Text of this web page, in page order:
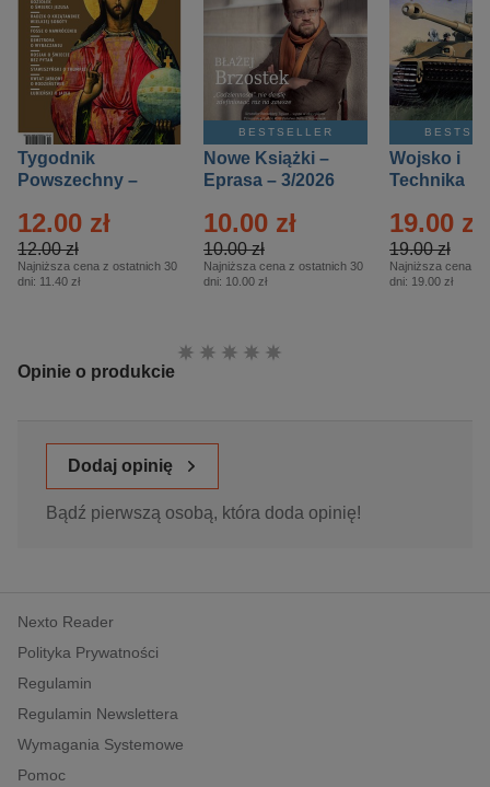
Tygodnik
Powszechny –
12.00 zł
12.00 zł
Najniższa cena z ostatnich 30
dni: 11.40 zł
BESTSELLER
Nowe Książki –
Eprasa – 3/2026
10.00 zł
10.00 zł
Najniższa cena z ostatnich 30
dni: 10.00 zł
Wojsko i
Technika
– 2/2026
19.00 zł
19.00 zł
Najniższa cena z
dni: 19.00 zł
Opinie o produkcie
Ocena:
Dodaj opinię
Bądź pierwszą osobą, która doda opinię!
Nexto Reader
Polityka Prywatności
Regulamin
Regulamin Newslettera
Wymagania Systemowe
Pomoc